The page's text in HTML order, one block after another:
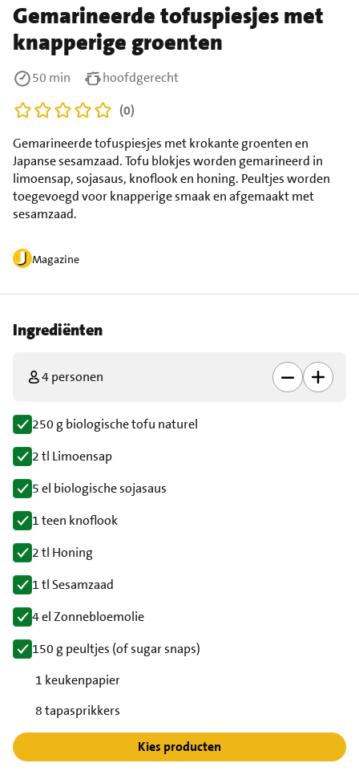
Gemarineerde tofuspiesjes met
knapperige groenten
Magazine
Gemarineerde tofuspiesjes met krokante groenten en
Japanse sesamzaad. Tofu blokjes worden gemarineerd in
limoensap, sojasaus, knoflook en honing. Peultjes worden
toegevoegd voor knapperige smaak en afgemaakt met
sesamzaad.
50 min
hoofdgerecht
(0)
Ingrediënten
4 personen
250 g biologische tofu naturel
2 tl Limoensap
5 el biologische sojasaus
1 teen knoflook
2 tl Honing
1 tl Sesamzaad
4 el Zonnebloemolie
150 g peultjes (of sugar snaps)
1 keukenpapier
8 tapasprikkers
Kies producten